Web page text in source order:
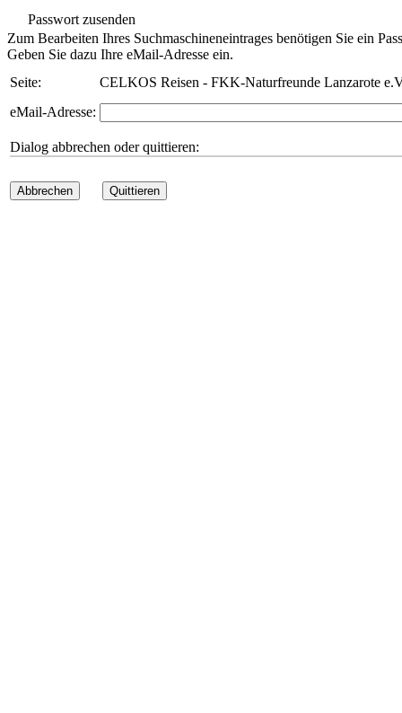
Passwort zusenden
Zum Bearbeiten Ihres Suchmaschineneintrages benötigen Sie ein
Geben Sie dazu Ihre eMail-Adresse ein.
Seite:
CELKOS Reisen - FKK-Naturfreunde Lanzarote
eMail-Adresse:
Dialog abbrechen oder quittieren:
Abbrechen Quittieren